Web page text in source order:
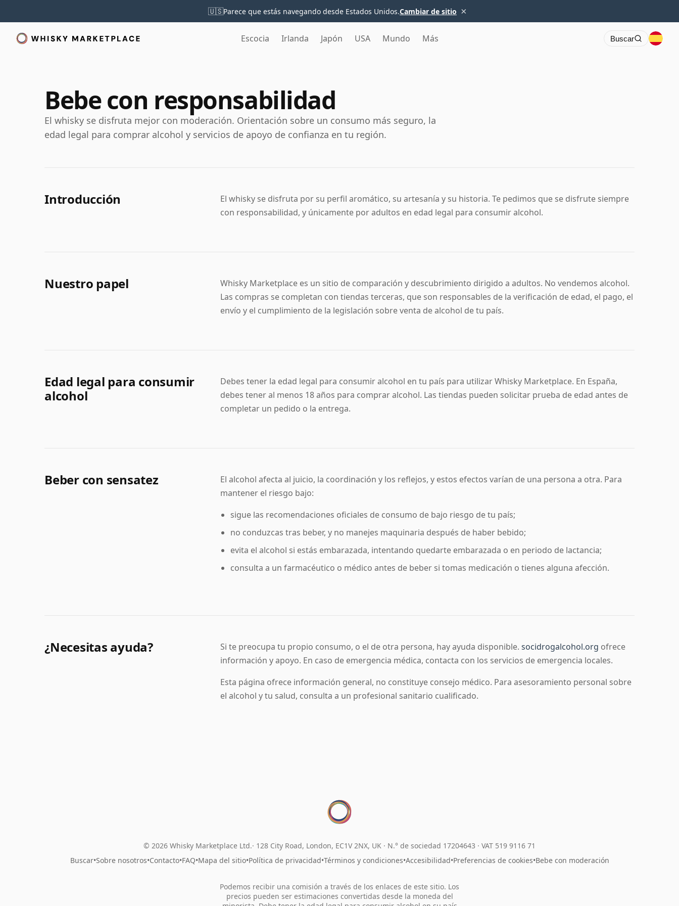
🇺🇸Parece que estás navegando desde Estados Unidos.Cambiar de sitio ×
Escocia Irlanda Japón USA Mundo Más Buscar
Bebe con responsabilidad
El whisky se disfruta mejor con moderación. Orientación sobre un consumo más seguro, la
edad legal para comprar alcohol y servicios de apoyo de confianza en tu región.
Introducción
El whisky se disfruta por su perfil aromático, su artesanía y su historia. Te pedimos que se disfrute siempre
con responsabilidad, y únicamente por adultos en edad legal para consumir alcohol.
Nuestro papel
Whisky Marketplace es un sitio de comparación y descubrimiento dirigido a adultos. No vendemos alcohol.
Las compras se completan con tiendas terceras, que son responsables de la verificación de edad, el pago, el
envío y el cumplimiento de la legislación sobre venta de alcohol de tu país.
Edad legal para consumir
alcohol
Debes tener la edad legal para consumir alcohol en tu país para utilizar Whisky Marketplace. En España,
debes tener al menos 18 años para comprar alcohol. Las tiendas pueden solicitar prueba de edad antes de
completar un pedido o la entrega.
Beber con sensatez
El alcohol afecta al juicio, la coordinación y los reflejos, y estos efectos varían de una persona a otra. Para
mantener el riesgo bajo:
sigue las recomendaciones oficiales de consumo de bajo riesgo de tu país;
no conduzcas tras beber, y no manejes maquinaria después de haber bebido;
evita el alcohol si estás embarazada, intentando quedarte embarazada o en periodo de lactancia;
consulta a un farmacéutico o médico antes de beber si tomas medicación o tienes alguna afección.
¿Necesitas ayuda? Si te preocupa tu propio consumo, o el de otra persona, hay ayuda disponible. socidrogalcohol.org ofrece
información y apoyo. En caso de emergencia médica, contacta con los servicios de emergencia locales.
Esta página ofrece información general, no constituye consejo médico. Para asesoramiento personal sobre
el alcohol y tu salud, consulta a un profesional sanitario cualificado.
© 2026 Whisky Marketplace Ltd. 128 City Road, London, EC1V 2NX, UK · N.° de sociedad 17204643 · VAT 519 9116 71
Buscar•Sobre nosotros•Contacto•FAQ•Mapa del sitio•Política de privacidad•Términos y condiciones•Accesibilidad•Preferencias de cookies•Bebe con moderación
Podemos recibir una comisión a través de los enlaces de este sitio. Los
precios pueden ser estimaciones convertidas desde la moneda del